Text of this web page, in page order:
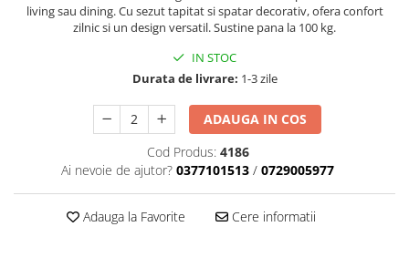
Top saltele 10 cm
Top saltele MemoHR 6.5 cm
Saltele cu plasa de arcuri
Scaune manager
Mobila bucatarie
Seturi mese si scaune bucatarie
Mobilier hol
Mobila hol
Suporturi si rafturi pantofi
living sau dining. Cu sezut tapitat si spatar decorativ, ofera confort
zilnic si un design versatil. Sustine pana la 100 kg.
IN STOC
Durata de livrare: 1-3 zile
ADAUGA IN COS
Cod Produs: 4186
Ai nevoie de ajutor? 0377101513 / 0729005977
Adauga la Favorite Cere informatii